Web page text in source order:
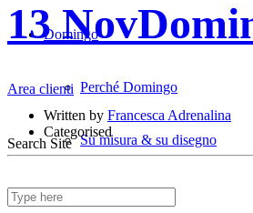
Domingo
Perché Domingo
Su misura & su disegno
Divani ignifughi
Area clienti
Search Site
13 Nov
Written by Francesca Adrenalina
Categorised